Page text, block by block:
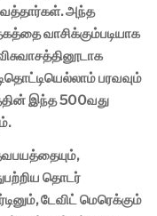
அந்த
வாசிக்கும்படியாக
பரவவும்
இந்த 500வது
தொடர்
டேவிட் மெரெக்கும்